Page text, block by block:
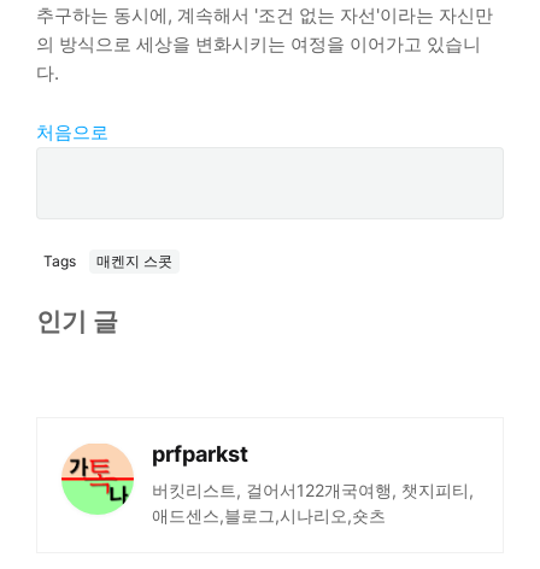
추구하는 동시에, 계속해서 '조건 없는 자선'이라는 자신만
의 방식으로 세상을 변화시키는 여정을 이어가고 있습니
다.
처음으로
Tags 매켄지 스콧
인기 글
prfparkst
버킷리스트, 걸어서122개국여행, 챗지피티,
애드센스,블로그,시나리오,숏츠